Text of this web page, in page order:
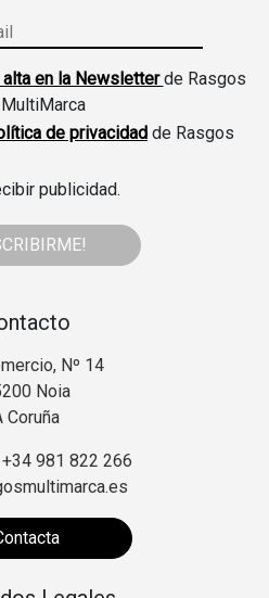
en la Newsletterde Rasgos
MultiMarca
de privacidad de Rasgos
publicidad.
Nº 14
Noia
Coruña
+34 981 822 266